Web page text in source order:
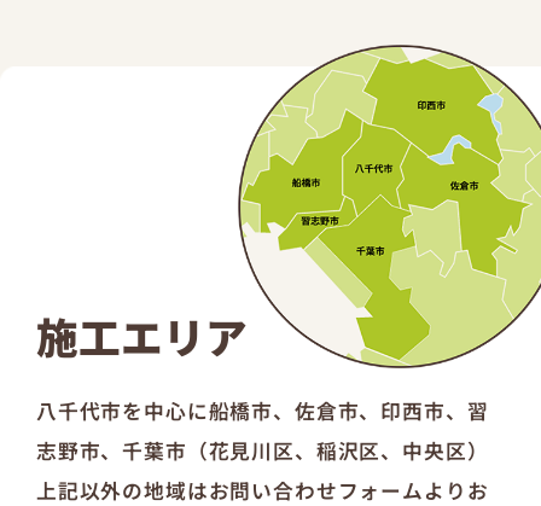
施工エリア
八千代市を中心に船橋市、佐倉市、印西市、習
志野市、千葉市（花見川区、稲沢区、中央区）
上記以外の地域はお問い合わせフォームよりお